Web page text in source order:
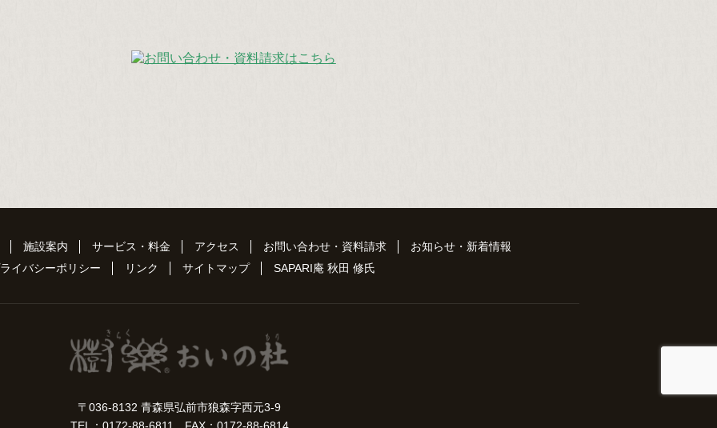
施設案内 サービス・料金 アクセス お問い合わせ・資料請求
お知らせ・新着情報
イバシーポリシー
リンク サイトマップ SAPARI庵 秋田 修氏
〒036-8132 青森県弘前市狼森字西元3-9